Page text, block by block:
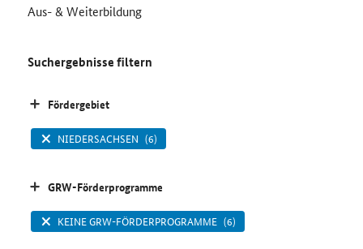
Aus- & Weiterbildung
Suchergebnisse filtern
Fördergebiet
NIEDERSACHSEN (6)
GRW-Förderprogramme
KEINE GRW-FÖRDERPROGRAMME (6)